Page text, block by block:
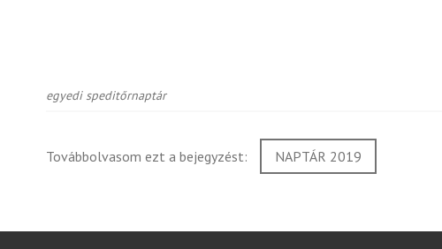
egyedi speditőrnaptár
Továbbolvasom ezt a bejegyzést: NAPTÁR 2019